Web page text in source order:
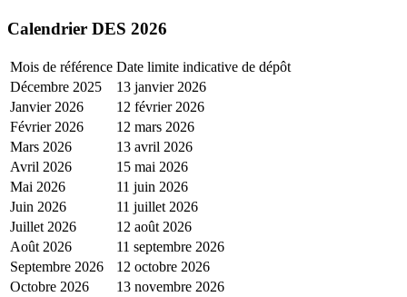
Calendrier DES 2026
Mois de référence Date limite indicative de dépôt
Décembre 2025
13 janvier 2026
Janvier 2026
12 février 2026
Février 2026
12 mars 2026
Mars 2026
13 avril 2026
Avril 2026
15 mai 2026
Mai 2026
11 juin 2026
Juin 2026
11 juillet 2026
Juillet 2026
12 août 2026
Août 2026
11 septembre 2026
Septembre 2026
12 octobre 2026
Octobre 2026
13 novembre 2026